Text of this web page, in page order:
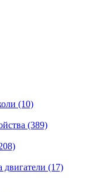
(10)
(389)
двигатели (17)